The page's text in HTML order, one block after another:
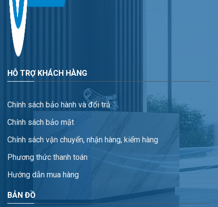
HỖ TRỢ KHÁCH HÀNG
Chính sách bảo hành và đổi trả
Chính sách bảo mật
Chính sách vận chuyển, nhận hàng, kiểm hàng
Phương thức thanh toán
Hướng dẫn mua hàng
BẢN ĐỒ